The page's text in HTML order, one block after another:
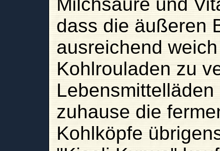
Milchsäure und
dass die äußeren
ausreichend
Kohlrouladen zu
zuhause die
Kohlköpfe